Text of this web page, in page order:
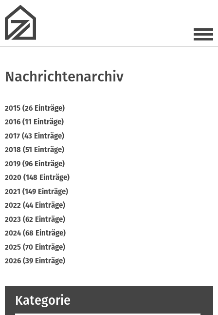
Nachrichtenarchiv
2015 (26 Einträge)
2016 (11 Einträge)
2017 (43 Einträge)
2018 (51 Einträge)
2019 (96 Einträge)
2020 (148 Einträge)
2021 (149 Einträge)
2022 (44 Einträge)
2023 (62 Einträge)
2024 (68 Einträge)
2025 (70 Einträge)
2026 (39 Einträge)
Kategorie